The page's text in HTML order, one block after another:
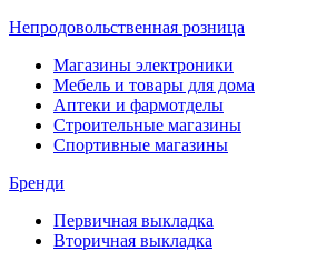
Непродовольственная розница
Магазины электроники
Мебель и товары для дома
Аптеки и фармотделы
Строительные магазины
Спортивные магазины
Бренди
Первичная выкладка
Вторичная выкладка